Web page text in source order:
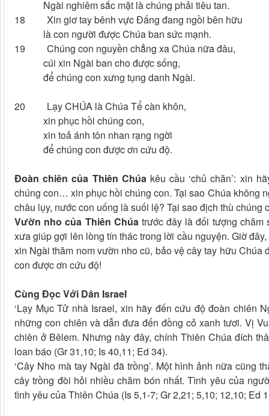
Ngài nghiêm sắc mặt là chúng phải tiêu tan.
18 Xin giơ tay bênh vực Đấng đang ngồi bên hữu
là con người được Chúa ban sức mạnh.
19 Chúng con nguyền chẳng xa Chúa nữa đâu,
cúi xin Ngài ban cho được sống,
để chúng con xưng tụng danh Ngài.
20 Lạy CHÚA là Chúa Tể càn khôn,
xin phục hồi chúng con,
xin toả ánh tôn nhan rạng ngời
để chúng con được ơn cứu độ.
Đoàn chiên của Thiên Chúa kêu cầu ‘chủ chăn’: xin
chúng con… xin phục hồi chúng con. Tại sao Chúa không
châu lụy, nước con uống là suối lệ? Tại sao địch thù
Vườn nho của Thiên Chúatrước đây là đối tượng chăm
xưa giúp gợi lên lòng tín thác trong lời cầu nguyện. Giờ
xin Ngài thăm nom vườn nho cũ, bảo vệ cây tay hữu
con được ơn cứu độ!
Cùng Đọc Với Dân Israel
‘Lạy Mục Tử nhà Israel, xin hãy đến cứu độ đoàn chiên
những con chiên và dẫn đưa đến đồng cỏ xanh tươi. Vị
chiên ở Bêlem. Nhưng này đây, chính Thiên Chúa đích
loan báo (Gr 31,10; Is 40,11; Ed 34).
‘Cây Nho mà tay Ngài đã trồng’. Một hình ảnh nữa cũng
cây trồng đòi hỏi nhiều chăm bón nhất. Tình yêu của
tình yêu của Thiên Chúa (Is 5,1-7; Gr 2,21; 5,10; 12,10; Ed